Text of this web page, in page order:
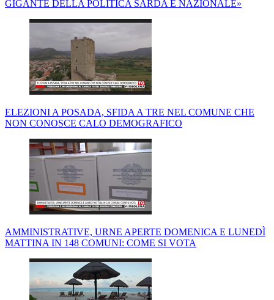
GIGANTE DELLA POLITICA SARDA E NAZIONALE»
ELEZIONI A POSADA, SFIDA A TRE NEL COMUNE CHE
NON CONOSCE CALO DEMOGRAFICO
AMMINISTRATIVE, URNE APERTE DOMENICA E LUNEDÌ
MATTINA IN 148 COMUNI: COME SI VOTA